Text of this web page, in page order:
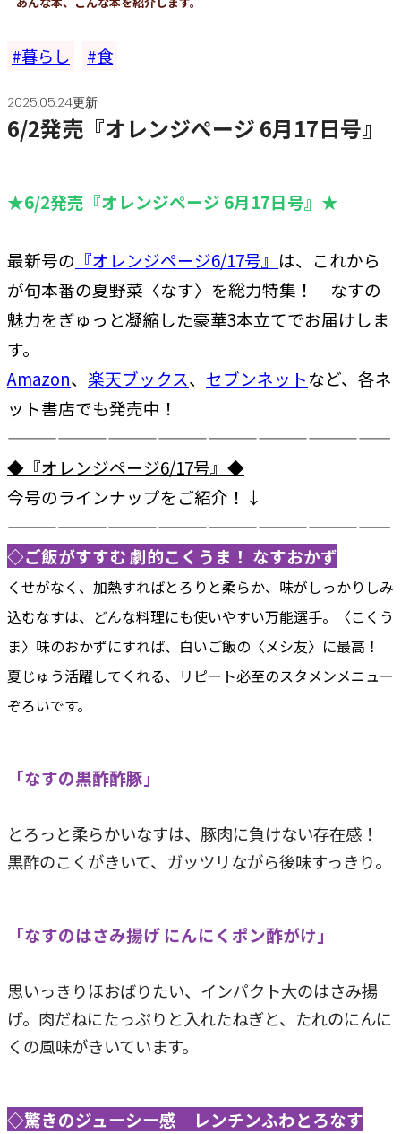
暮らし 食
2025.05.24更新
6/2発売『オレンジぺージ 6月17日号』
★6/2発売『オレンジぺージ 6月17日号』★
最新号の 『オレンジページ6/17号』 は、これから
が旬本番の夏野菜〈なす〉を総力特集！ なすの
魅力をぎゅっと凝縮した豪華3本立てでお届けしま
す。
Amazon、 楽天ブックス、 セブンネットなど、各ネ
ット書店でも発売中！
———————————————————————
◆『オレンジページ6/17号』◆
今号のラインナップをご紹介！↓
———————————————————————
◇ご飯がすすむ 劇的こくうま！ なすおかず
くせがなく、加熱すればとろりと柔らか、味がしっかりしみ
込むなすは、どんな料理にも使いやすい万能選手。〈こくう
ま〉味のおかずにすれば、白いご飯の〈メシ友〉に最高！
夏じゅう活躍してくれる、リピート必至のスタメンメニュー
ぞろいです。
「なすの黒酢酢豚」
とろっと柔らかいなすは、豚肉に負けない存在感！
黒酢のこくがきいて、ガッツリながら後味すっきり。
「なすのはさみ揚げ にんにくポン酢がけ」
思いっきりほおばりたい、インパクト大のはさみ揚
げ。肉だねにたっぷりと入れたねぎと、たれのにんに
くの風味がきいています。
◇驚きのジューシー感 レンチンふわとろなす